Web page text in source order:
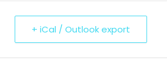
+ iCal / Outlook export